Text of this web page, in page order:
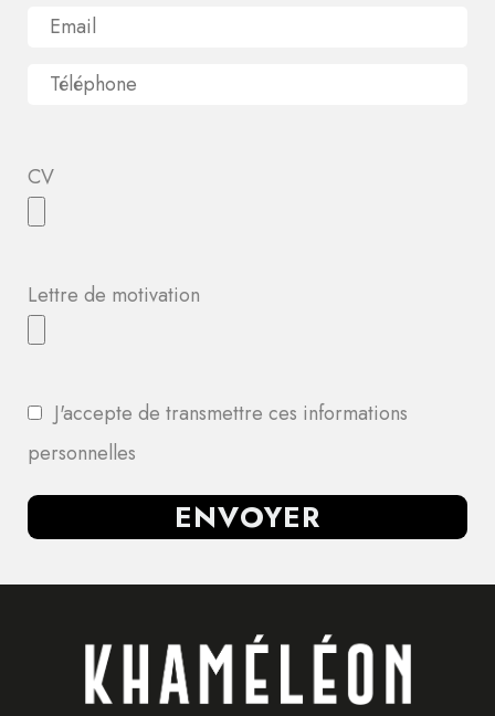
CV
Lettre de motivation
J'accepte de transmettre ces informations
personnelles